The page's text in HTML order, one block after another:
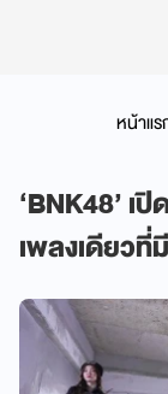
หน้าแร
‘BNK48’ เ
เพลงเดียวที่